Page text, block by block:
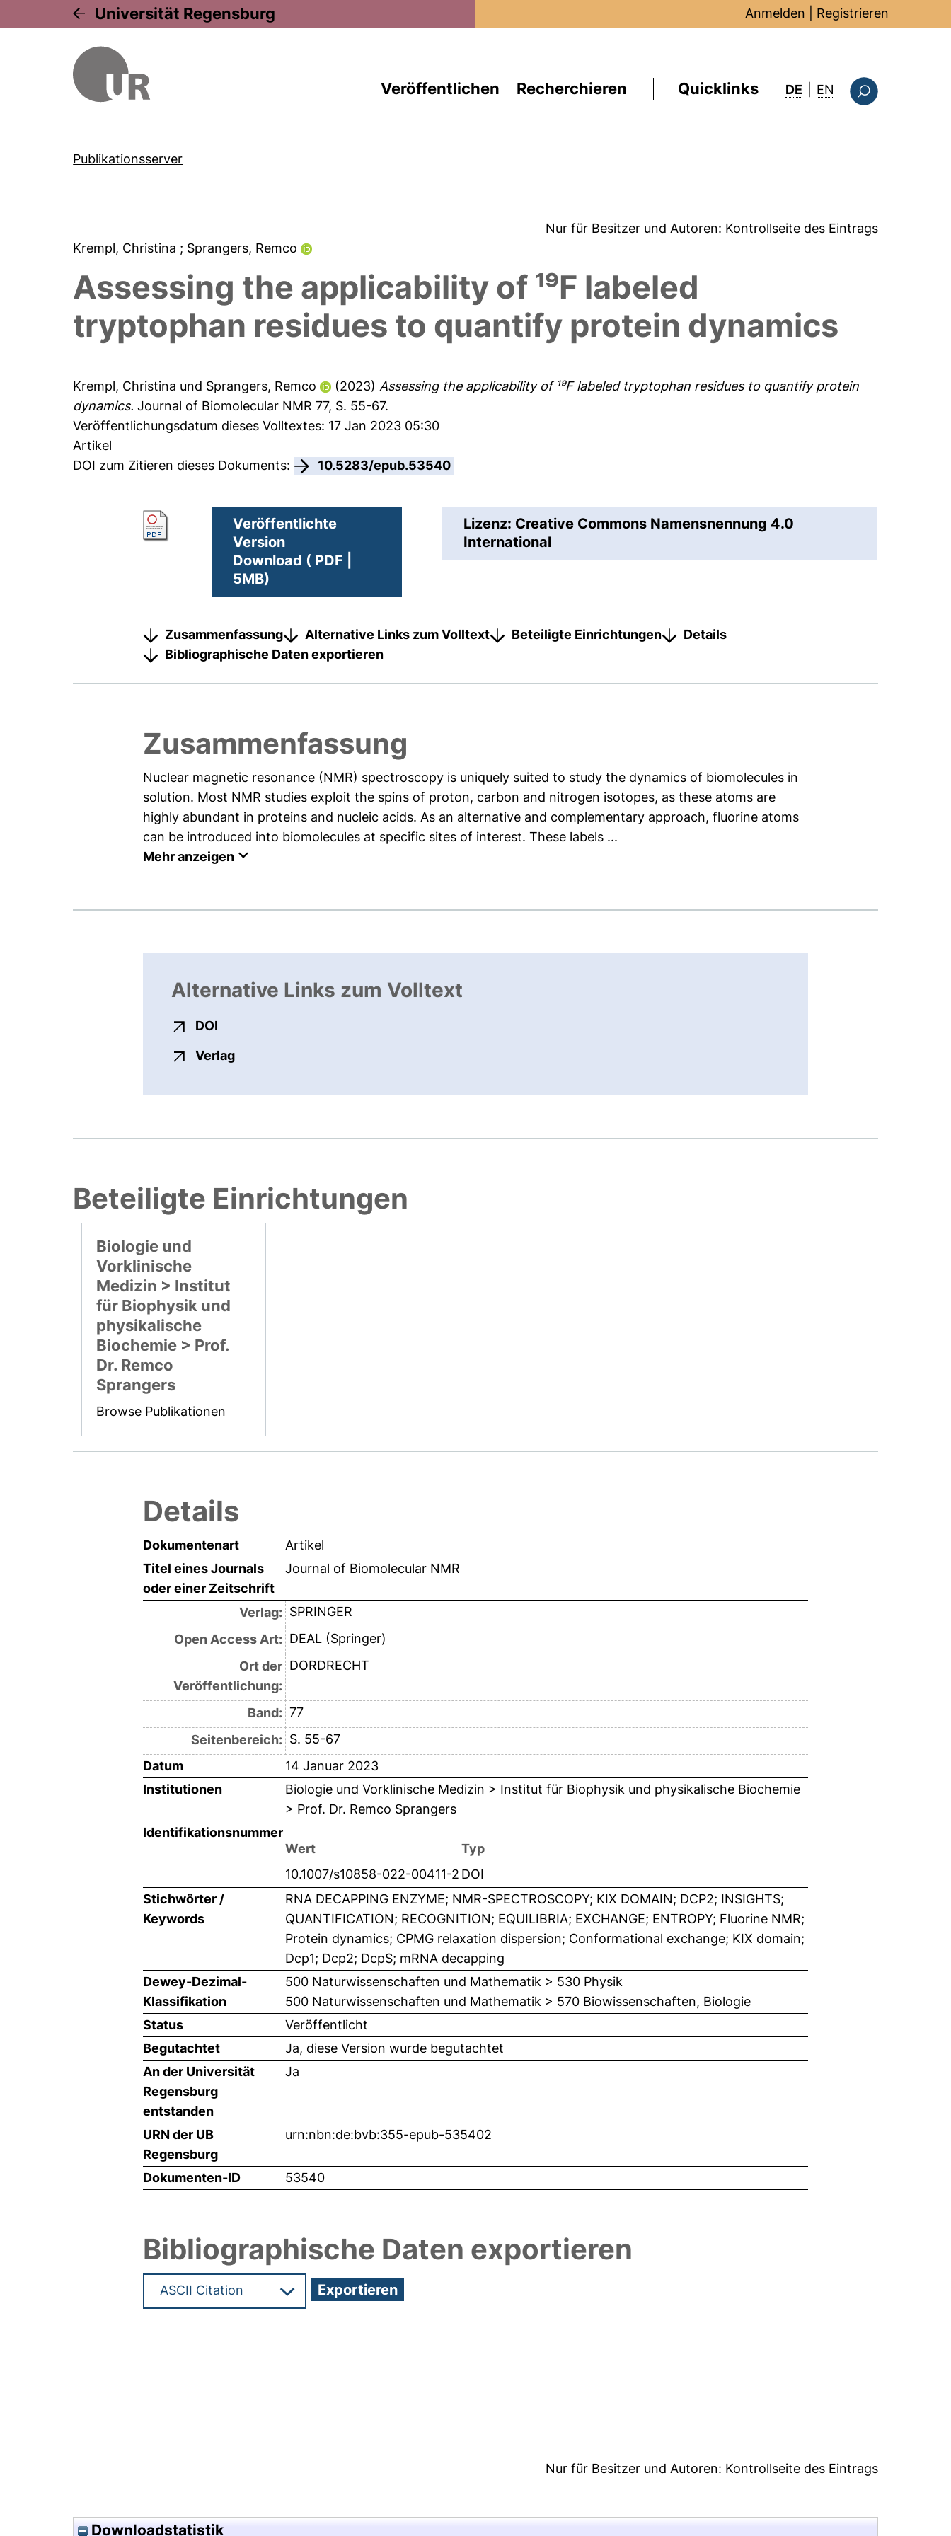
Universität Regensburg Anmelden Registrieren
Veröffentlichen Recherchieren Quicklinks DE EN : this page in
Publikationsserver
Nur für Besitzer und Autoren: Kontrollseite des Eintrags
Krempl, Christina ; Sprangers, Remco
Assessing the applicability of ¹⁹F labeled
tryptophan residues to quantify protein dynamics
Krempl, Christina und Sprangers, Remco (2023)Assessing the applicability of ¹⁹F labeled tryptophan residues to quantify protein
dynamics. Journal of Biomolecular NMR 77, S. 55-67.
Veröffentlichungsdatum dieses Volltextes: 17 Jan 2023 05:30
Artikel
DOI zum Zitieren dieses Dokuments:
10.5283/epub.53540
Veröffentlichte
Version
Download ( PDF |
5MB)
Lizenz: Creative Commons Namensnennung 4.0
International
Zusammenfassung Alternative Links zum Volltext Beteiligte Einrichtungen
Details
Bibliographische Daten exportieren
Zusammenfassung
Nuclear magnetic resonance (NMR) spectroscopy is uniquely suited to study the dynamics of biomolecules in
solution. Most NMR studies exploit the spins of proton, carbon and nitrogen isotopes, as these atoms are
highly abundant in proteins and nucleic acids. As an alternative and complementary approach, fluorine atoms
can be introduced into biomolecules at specific sites of interest. These labels ...
Mehr anzeigen
Alternative Links zum Volltext
DOI
Verlagexterner Link, öffnet neues Fenster
Beteiligte Einrichtungen
Biologie und
Vorklinische
Medizin > Institut
für Biophysik und
physikalische
Biochemie > Prof.
Dr. Remco
Sprangers
Browse Publikationen
Details
Dokumentenart
Artikel
Titel eines Journals
oder einer Zeitschrift
Journal of Biomolecular NMR
Verlag: SPRINGER
Open Access Art: DEAL (Springer)
Ort der
Veröffentlichung:
DORDRECHT
Band: 77
Seitenbereich: S. 55-67
Datum
14 Januar 2023
Institutionen
Biologie und Vorklinische Medizin > Institut für Biophysik und physikalische Biochemie
> Prof. Dr. Remco Sprangers
Identifikationsnummer
Wert
Typ
10.1007/s10858-022-00411-2 DOI
Stichwörter /
Keywords
RNA DECAPPING ENZYME; NMR-SPECTROSCOPY; KIX DOMAIN; DCP2; INSIGHTS;
QUANTIFICATION; RECOGNITION; EQUILIBRIA; EXCHANGE; ENTROPY; Fluorine NMR;
Protein dynamics; CPMG relaxation dispersion; Conformational exchange; KIX domain;
Dcp1; Dcp2; DcpS; mRNA decapping
Dewey-Dezimal-
Klassifikation
500 Naturwissenschaften und Mathematik > 530 Physik
500 Naturwissenschaften und Mathematik > 570 Biowissenschaften, Biologie
Status
Veröffentlicht
Begutachtet
Ja, diese Version wurde begutachtet
An der Universität
Regensburg
entstanden
Ja
URN der UB
Regensburg
urn:nbn:de:bvb:355-epub-535402
Dokumenten-ID 53540
Bibliographische Daten exportieren
Nur für Besitzer und Autoren: Kontrollseite des Eintrags
Downloadstatistik